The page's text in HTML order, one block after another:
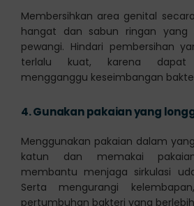
Membersihkan area genital
hangat dan sabun ringan yang
pewangi. Hindari pembersihan
terlalu kuat, karena dapat
mengganggu keseimbangan
4.Gunakan pakaian yang
Menggunakan pakaian dalam
katun dan memakai
membantu menjaga sirkulasi
Serta mengurangi
pertumbuhan bakteri yang